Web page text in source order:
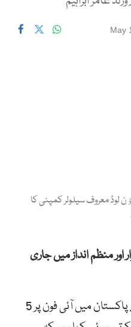
May
گانے ڈاﺅن لوڈ معروف سیلولر کمپنی کا
وار اور منظم انداز میں جاری
سی ای او جاز ورلڈ عامر ابراہیم نے پاکستان میں آئی فون پر 5